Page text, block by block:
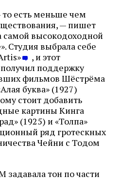
то есть меньше чем
— пишет
самой высокодоходной
Студия выбрала себе
, и этот
поддержку
фильмов Шёстрёма
буква» (1927)
стоит добавить
картины Кинга
(1925) и «Толпа»
ряд гротескных
Чейни с Тодом
задавала тон по части